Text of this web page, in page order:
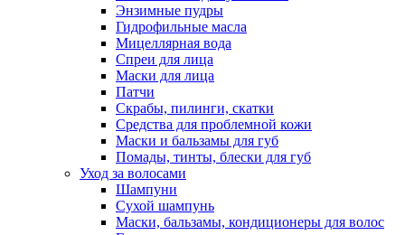
Энзимные пудры
Гидрофильные масла
Мицеллярная вода
Спреи для лица
Маски для лица
Патчи
Скрабы, пилинги, скатки
Средства для проблемной кожи
Маски и бальзамы для губ
Помады, тинты, блески для губ
Уход за волосами
Шампуни
Сухой шампунь
Маски, бальзамы, кондиционеры для волос